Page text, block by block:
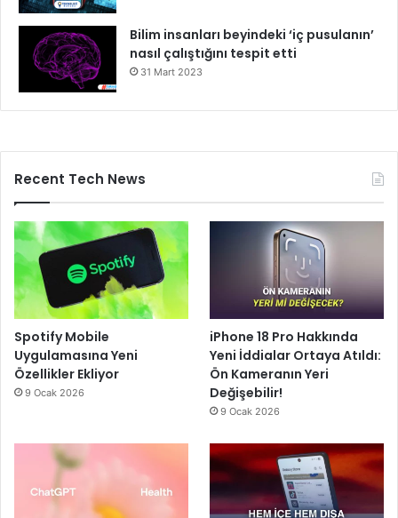
Bilim insanları beyindeki ‘iç pusulanın’
nasıl çalıştığını tespit etti
31 Mart 2023
Recent Tech News
Spotify Mobile
Uygulamasına Yeni
Özellikler Ekliyor
9 Ocak 2026
iPhone 18 Pro Hakkında
Yeni İddialar Ortaya Atıldı:
Ön Kameranın Yeri
Değişebilir!
9 Ocak 2026